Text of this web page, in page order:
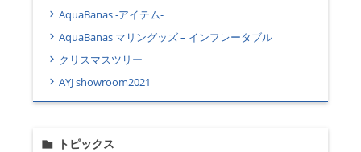
AquaBanas -アイテム-
AquaBanas マリングッズ – インフレータブル
クリスマスツリー
AYJ showroom2021
トピックス